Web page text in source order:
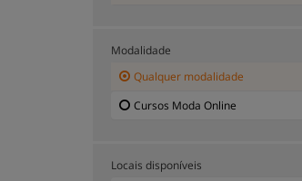
Modalidade
Qualquer modalidade
Cursos Moda Online
Locais disponíveis